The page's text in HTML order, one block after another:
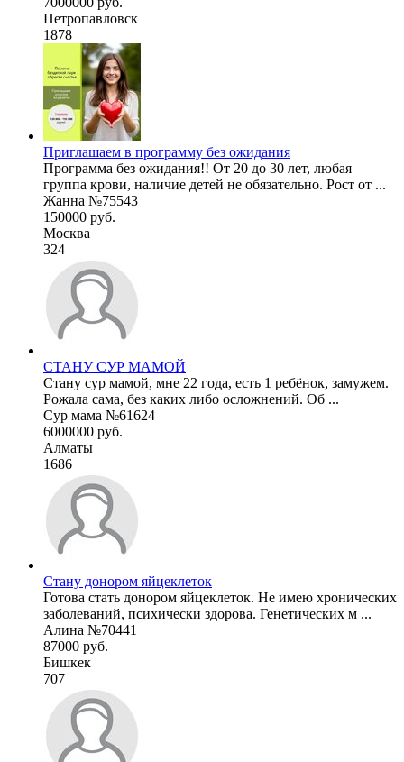
Петропавловск
1878
Приглашаем в программу без ожидания
Программа без ожидания!! От 20 до 30 лет, любая
группа крови, наличие детей не обязательно. Рост от ...
Жанна №75543
150000 руб.
Москва
324
СТАНУ СУР МАМОЙ
Стану сур мамой, мне 22 года, есть 1 ребёнок, замужем.
Рожала сама, без каких либо осложнений. Об ...
Сур мама №61624
6000000 руб.
Алматы
1686
Стану донором яйцеклеток
Готова стать донором яйцеклеток. Не имею хронических
заболеваний, психически здорова. Генетических м ...
Алина №70441
87000 руб.
Бишкек
707